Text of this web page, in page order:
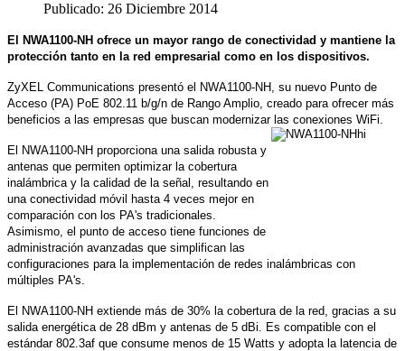
Publicado: 26 Diciembre 2014
El NWA1100-NH ofrece un mayor rango de conectividad y mantiene la
protección tanto en la red empresarial como en los dispositivos.
ZyXEL Communications presentó el NWA1100-NH, su nuevo Punto de
Acceso (PA) PoE 802.11 b/g/n de Rango Amplio, creado para ofrecer más
beneficios a las empresas que buscan modernizar las conexiones WiFi.
El NWA1100-NH proporciona una salida robusta y
antenas que permiten optimizar la cobertura
inalámbrica y la calidad de la señal, resultando en
una conectividad móvil hasta 4 veces mejor en
comparación con los PA's tradicionales.
Asimismo, el punto de acceso tiene funciones de
administración avanzadas que simplifican las
configuraciones para la implementación de redes inalámbricas con
múltiples PA's.
El NWA1100-NH extiende más de 30% la cobertura de la red, gracias a su
salida energética de 28 dBm y antenas de 5 dBi. Es compatible con el
estándar 802.3af que consume menos de 15 Watts y adopta la latencia de